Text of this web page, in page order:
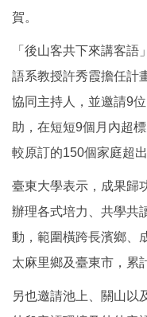
賀。
「後山客共下來講客
語系教授許秀霞擔任計
協同主持人，並邀請9
助，在短短9個月內超
較原訂的150個家庭超出
臺東大學表示，成果歸
辦理各式培力、共學共
動，範圍橫跨長濱鄉、
太麻里鄉及臺東市，累
另也邀請池上、關山以